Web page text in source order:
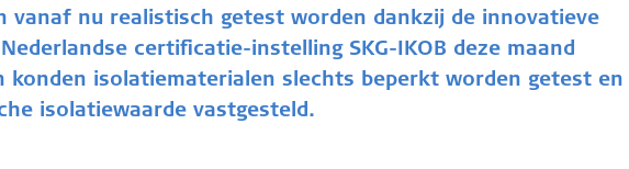
vanaf nu realistisch getest worden dankzij de innovatieve
certificatie-instelling SKG-IKOB deze maand
konden isolatiematerialen slechts beperkt worden getest en
isolatiewaarde vastgesteld.